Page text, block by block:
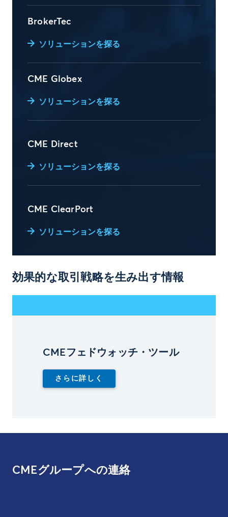
BrokerTec
ソリューションを探る
CME Globex
ソリューションを探る
CME Direct
ソリューションを探る
CME ClearPort
ソリューションを探る
効果的な取引戦略を生み出す情報
CMEフェドウォッチ・ツール
さらに詳しく
CMEグループへの連絡